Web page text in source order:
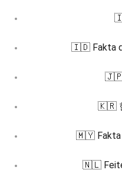
🇮🇩 Fakta
🇯🇵
🇰🇷
🇲🇾 Fakta
🇳🇱